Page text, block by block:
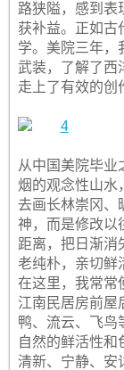
路狭隘，感到表
获补益。正如古
学。美院三年，
武装，了解了西
走上了有效的创
从中国美院毕业
烟的观念性山水
去画长林崇冈、
神，而是修改以
距离，把日渐消
老纯朴，亲切鲜
在这里，我常常
江南民居房前屋
鸭、流云、飞鸟
自然的鲜活性和
清新、宁静、安